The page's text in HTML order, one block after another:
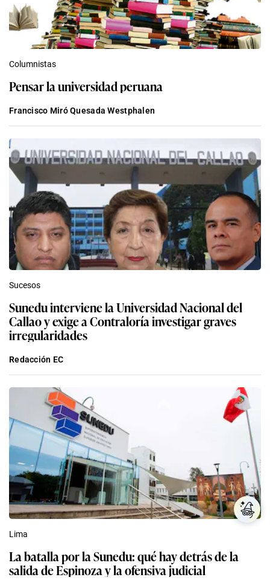
Columnistas
Pensar la universidad peruana
Francisco Miró Quesada Westphalen
Sucesos
Sunedu interviene la Universidad Nacional del
Callao y exige a Contraloría investigar graves
irregularidades
Redacción EC
Lima
La batalla por la Sunedu: qué hay detrás de la
salida de Espinoza y la ofensiva judicial